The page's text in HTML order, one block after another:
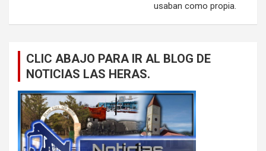
usaban como propia.
CLIC ABAJO PARA IR AL BLOG DE
NOTICIAS LAS HERAS.